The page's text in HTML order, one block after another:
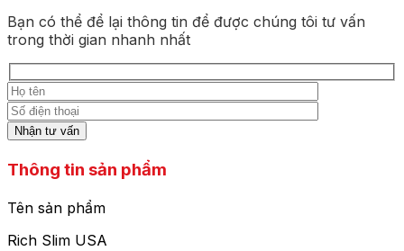
Bạn có thể để lại thông tin để được chúng tôi tư vấn
trong thời gian nhanh nhất
Thông tin sản phẩm
Tên sản phẩm
Rich Slim USA